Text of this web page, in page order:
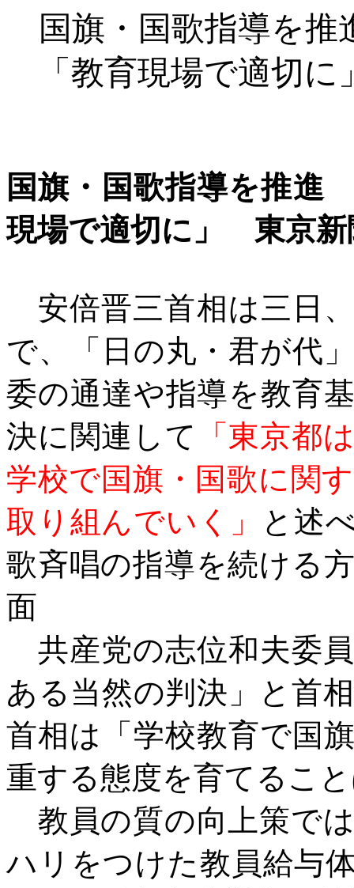
国旗・国歌指導
「教育現場で適切
国旗・国歌指導を推
現場で適切に」 東京新
安倍晋三首相は三日
で、「日の丸・君が代
委の通達や指導を教育
決に関連して
「東京都
学校で国旗・国歌に関
取り組んでいく」
と述
歌斉唱の指導を続ける
面
共産党の志位和夫委
ある当然の判決」と首
首相は「学校教育で国
重する態度を育てるこ
教員の質の向上策で
ハリをつけた教員給与